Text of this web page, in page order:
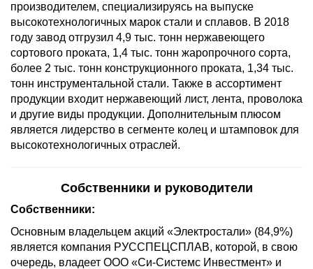
производителем, специализируясь на выпуске
высокотехнологичных марок стали и сплавов. В 2018
году завод отгрузил 4,9 тыс. тонн нержавеющего
сортового проката, 1,4 тыс. тонн жаропрочного сорта,
более 2 тыс. тонн конструкционного проката, 1,34 тыс.
тонн инструментальной стали. Также в ассортимент
продукции входит нержавеющий лист, лента, проволока
и другие виды продукции. Дополнительным плюсом
является лидерство в сегменте колец и штамповок для
высокотехнологичных отраслей.
Собственники и руководители
Собственники:
Основным владельцем акций «Электростали» (84,9%)
является компания РУССПЕЦСПЛАВ, которой, в свою
очередь, владеет ООО «Си-Системс Инвестмент» и